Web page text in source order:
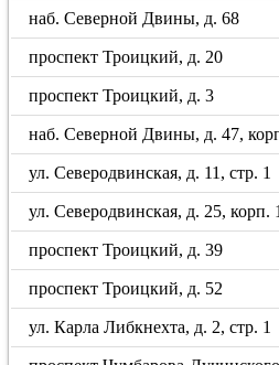
наб. Северной Двины, д. 68
проспект Троицкий, д. 20
проспект Троицкий, д. 3
наб. Северной Двины, д. 47,
ул. Северодвинская, д. 11, стр. 1
ул. Северодвинская, д. 25, корп. 1
проспект Троицкий, д. 39
проспект Троицкий, д. 52
ул. Карла Либкнехта, д. 2, стр. 1